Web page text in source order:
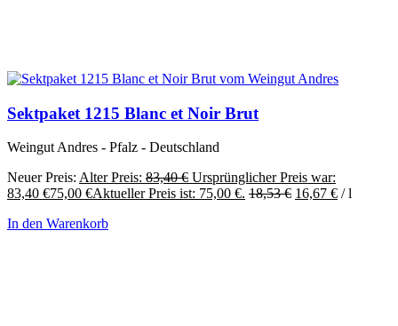
Sektpaket 1215 Blanc et Noir Brut
Weingut Andres - Pfalz - Deutschland
Neuer Preis: Alter Preis: 83,40€ Ursprünglicher Preis war:
83,40 €75,00 €Aktueller Preis ist: 75,00 €. 18,53€ 16,67 € /l
In den Warenkorb